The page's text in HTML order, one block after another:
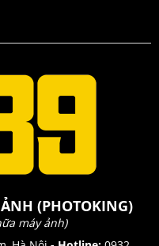
(PHOTOKING)
máy ảnh)